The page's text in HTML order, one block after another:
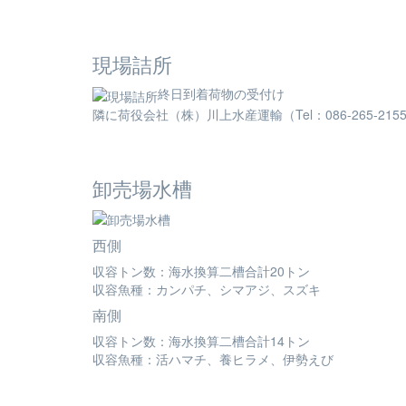
現場詰所
終日到着荷物の受付け
隣に荷役会社（株）川上水産運輸（Tel：086-265-
卸売場水槽
西側
収容トン数：海水換算二槽合計20トン
収容魚種：カンパチ、シマアジ、スズキ
南側
収容トン数：海水換算二槽合計14トン
収容魚種：活ハマチ、養ヒラメ、伊勢えび